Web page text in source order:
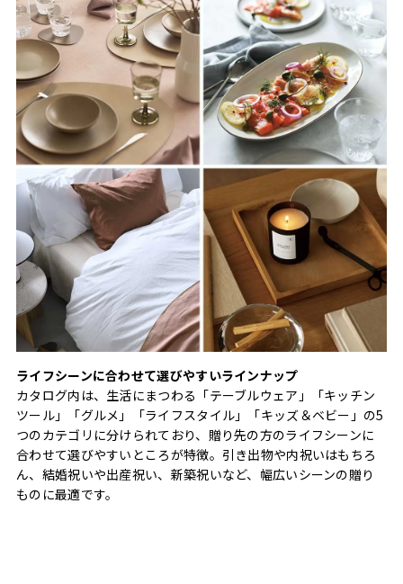
ライフシーンに合わせて選びやすいラインナップ
カタログ内は、生活にまつわる「テーブルウェア」「キッチン
ツール」「グルメ」「ライフスタイル」「キッズ＆ベビー」の5
つのカテゴリに分けられており、贈り先の方のライフシーンに
合わせて選びやすいところが特徴。引き出物や内祝いはもちろ
ん、結婚祝いや出産祝い、新築祝いなど、幅広いシーンの贈り
ものに最適です。